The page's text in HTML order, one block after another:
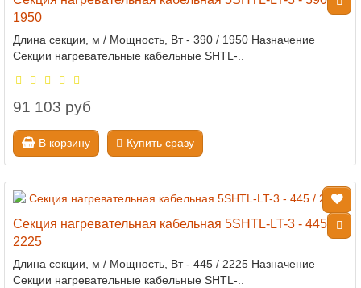
1950
Длина секции, м / Мощность, Вт - 390 / 1950 Назначение
Секции нагревательные кабельные SHTL-..
91 103 руб
В корзину Купить сразу
Секция нагревательная кабельная 5SHTL-LT-3 - 445 /
2225
Длина секции, м / Мощность, Вт - 445 / 2225 Назначение
Секции нагревательные кабельные SHTL-..